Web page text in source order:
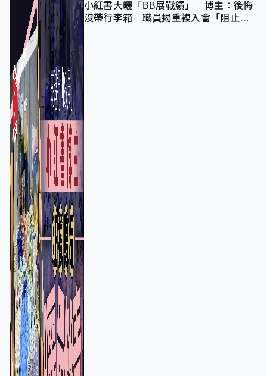
小紅書大曬「BB展戰績」 博主：後悔
沒帶行李箱 職員揭重複入會「阻止唔